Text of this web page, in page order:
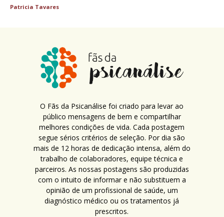
Patricia Tavares
O Fãs da Psicanálise foi criado para levar ao
público mensagens de bem e compartilhar
melhores condições de vida. Cada postagem
segue sérios critérios de seleção. Por dia são
mais de 12 horas de dedicação intensa, além do
trabalho de colaboradores, equipe técnica e
parceiros. As nossas postagens são produzidas
com o intuito de informar e não substituem a
opinião de um profissional de saúde, um
diagnóstico médico ou os tratamentos já
prescritos.